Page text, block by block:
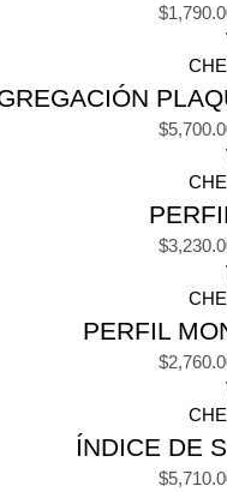
$
$
$
PERFIL
$
ÍNDICE DE
$